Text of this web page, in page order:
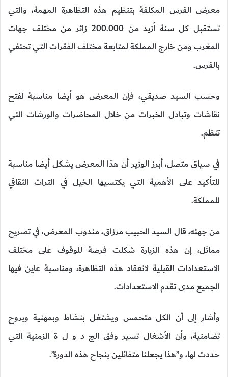
معرض الفرس المكلفة بتنظيم هذه التظاهرة المهمة، والتي
تستقبل كل سنة أزيد من 200.000 زائر من مختلف جهات
المغرب ومن خارج المملكة لمتابعة مختلف الفقرات التي تحتفي
بالفرس.
وحسب السيد صديقي، فإن المعرض هو أيضا مناسبة لفتح
نقاشات وتبادل الخبرات من خلال المحاضرات والورشات التي
تنظم.
في سياق متصل، أبرز الوزير أن هذا المعرض يشكل أيضا مناسبة
للتأكيد على الأهمية التي يكتسيها الخيل في التراث الثقافي
للمملكة.
من جهته، قال السيد الحبيب مرزاق، مندوب المعرض، في تصريح
مماثل، إن هذه الزيارة شكلت فرصة للوقوف على مختلف
الاستعدادات القبلية لانعقاد هذه التظاهرة، ومناسبة عاين فيها
الجميع مدى تقدم الاستعدادات.
وأشار إلى أن الكل متحمس ويشتغل بنشاط وبمهنية وبروح
تضامنية، وأن الأشغال تسير وفق الج د و ل ة الزمنية التي
حددت لها، و”هذا يجعلنا متفائلين بنجاح هذه الدورة”.